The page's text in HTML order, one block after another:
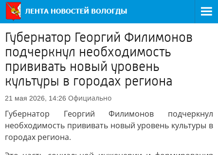
Губернатор Георгий Филимонов
подчеркнул необходимость
прививать новый уровень
культуры в городах региона
21 мая 2026, 14:26 Официально
Губернатор Георгий Филимонов подчеркнул
необходимость прививать новый уровень культуры в
городах региона.